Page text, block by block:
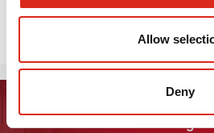
Allow
Deny
Thailand
Sign